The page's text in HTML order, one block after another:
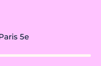
5e